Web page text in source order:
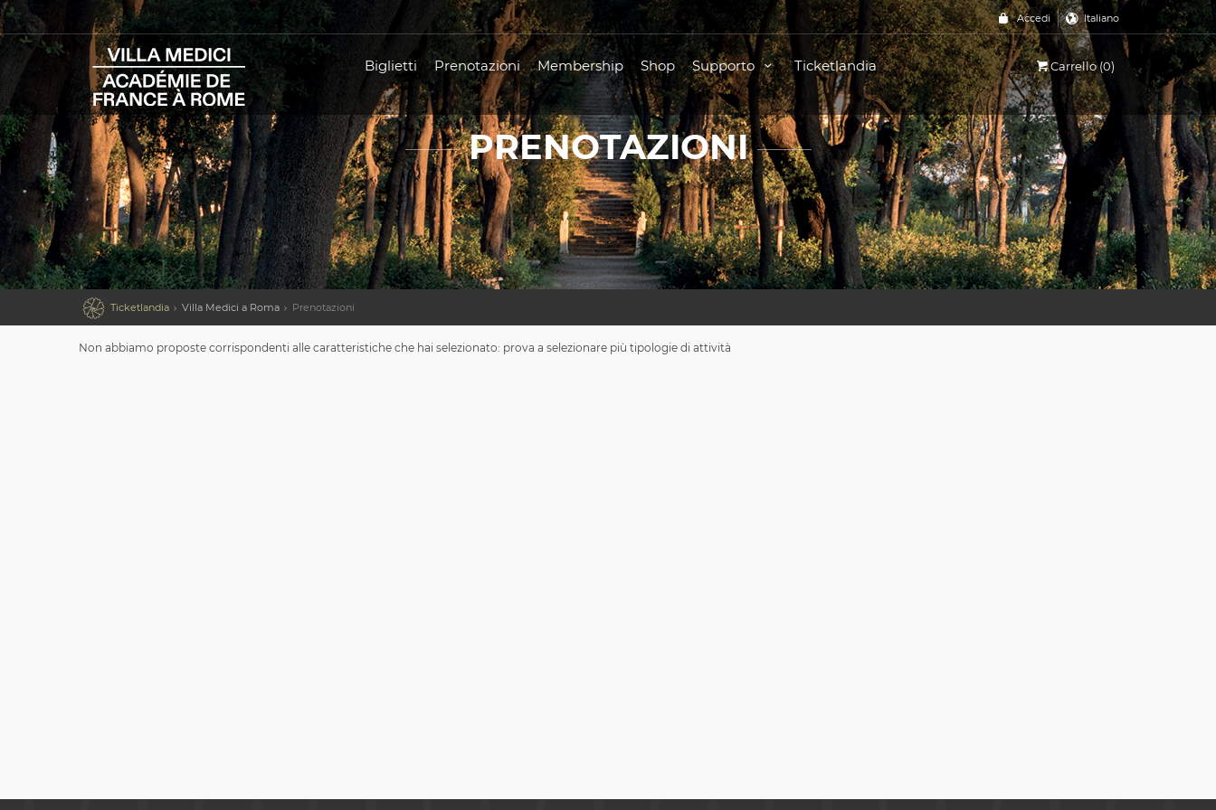
Accedi Italiano
Biglietti Prenotazioni Membership Shop Supporto Ticketlandia Carrello (0)
PRENOTAZIONI
 Ticketlandia Villa Medici a Roma Prenotazioni
Non abbiamo proposte corrispondenti alle caratteristiche che hai selezionato: prova a selezionare più tipologie di attività